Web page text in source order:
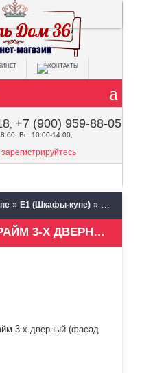
; +7 (900) 959-88-05
Вс. 10:00-14:00,
зарегистрируйтесь
» Е1 (Шкафы-купе) » Шкаф-купе
ШКАФ-КУПЕ ПРАЙМ 3-Х ДВЕРНЫЙ (ФАСАД ДСП/ЗЕРКАЛО/ДСП)